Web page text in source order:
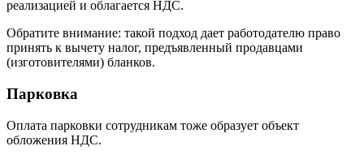
реализацией и облагается НДС.
Обратите внимание: такой подход дает работодателю право
принять к вычету налог, предъявленный продавцами
(изготовителями) бланков.
Парковка
Оплата парковки сотрудникам тоже образует объект
обложения НДС.